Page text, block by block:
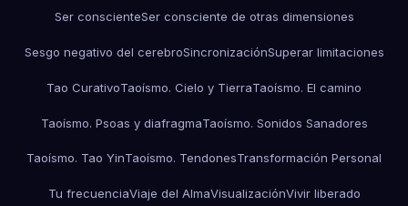
Ser conscienteSer consciente de otras dimensiones
Sesgo negativo del cerebroSincronizaciónSuperar limitaciones
Tao CurativoTaoísmo. Cielo y TierraTaoísmo. El camino
Taoísmo. Psoas y diafragmaTaoísmo. Sonidos Sanadores
Taoísmo. Tao YinTaoísmo. TendonesTransformación Personal
Tu frecuenciaViaje del AlmaVisualizaciónVivir liberado